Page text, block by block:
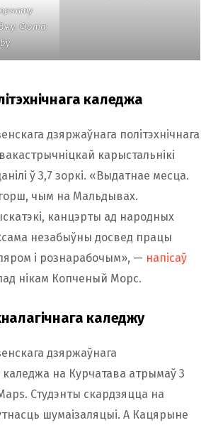
Фота:
каледжа
дзяржаўнага політэхнічнага
карыстальнікі
ў 3,7 зоркі. «Выдатнае месца.
чым на Мальдывах.
канцэрты ад народных
незабыўны досвед працы
і рознарабочым», — напісаў
нікам Копченый Морс.
каледжу
дзяржаўнага
каледжа на Курчатава атрымаў 3
Студэнты скардзяцца на
шумаізаляцыі. А Кацярыне